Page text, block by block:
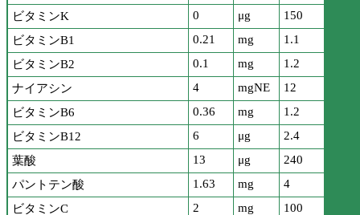
ビタミンK
0 μg
150
ビタミンB1
0.21 mg
1.1
ビタミンB2
0.1 mg
1.2
ナイアシン
4 mgNE
12
ビタミンB6
0.36 mg
1.2
ビタミンB12
6 μg
2.4
葉酸
13 μg
240
パントテン酸
1.63 mg
4
ビタミンC
2 mg
100